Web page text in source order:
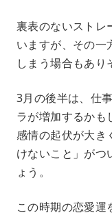
裏表のないストレ
いますが、その一
しまう場合もあり
3月の後半は、仕
ラが増加するかも
感情の起伏が大き
けないこと」がつ
ょう。
この時期の恋愛運